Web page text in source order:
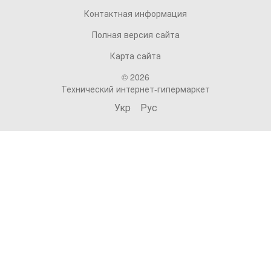
Контактная информация
Полная версия сайта
Карта сайта
© 2026
Технический интернет-гипермаркет
Укр Рус